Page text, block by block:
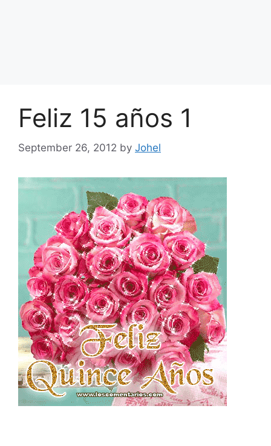
Feliz 15 años 1
September 26, 2012 by Johel